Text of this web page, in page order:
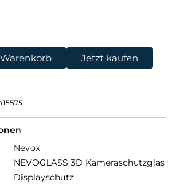
Jetzt kaufen
Nevox
NEVOGLASS 3D Kameraschutzglas
Displayschutz